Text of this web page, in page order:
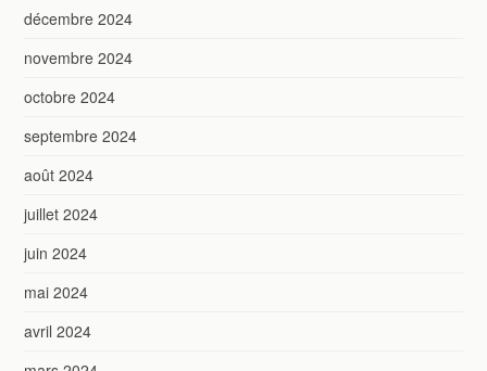
décembre 2024
novembre 2024
octobre 2024
septembre 2024
août 2024
juillet 2024
juin 2024
mai 2024
avril 2024